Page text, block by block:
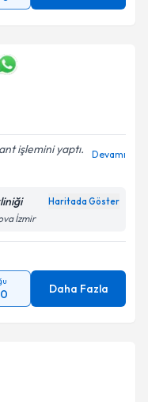
işlemini yaptı.
Devamı
Haritada Göster
İzmir
Daha Fazla